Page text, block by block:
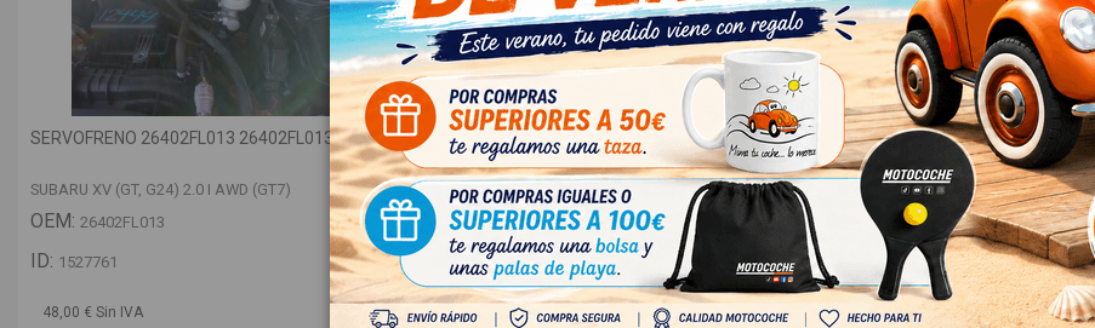
SERVOFRENO 26402FL013 26402FL013
SUBARU XV (GT, G24) 2.0 I AWD (GT7)
OEM: 26402FL013
ID: 1527761
48,00 € Sin IVA
RETROVISOR DERECHO 91036FL431
91036FL431
SUBARU XV (GT, G24) 2.0 I AWD (GT7)
OEM:91036FL431
ID:1527752
148,00 € Sin IVA
REJILLA DELANTERA 57731fl110
SUBARU XV (GT, G24) 2.0 I AWD (GT7)
OEM: 57731fl110
1527749
28,00 € Sin IVA